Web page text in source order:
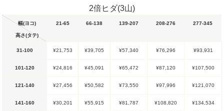
2倍ヒダ(3山)
幅(ヨコ)
高さ(タテ)
21-65 66-138 139-207 208-276 277-345
31-100 ¥21,753 ¥39,705 ¥57,340 ¥76,296 ¥93,931
101-120 ¥24,816 ¥45,091 ¥65,472 ¥87,120 ¥107,500
121-140 ¥27,456 ¥50,582 ¥73,550 ¥97,996 ¥121,070
141-160 ¥30,201 ¥55,915 ¥81,787 ¥108,820 ¥134,534